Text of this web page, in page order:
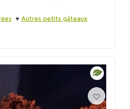
♥ Autres petits gâteaux